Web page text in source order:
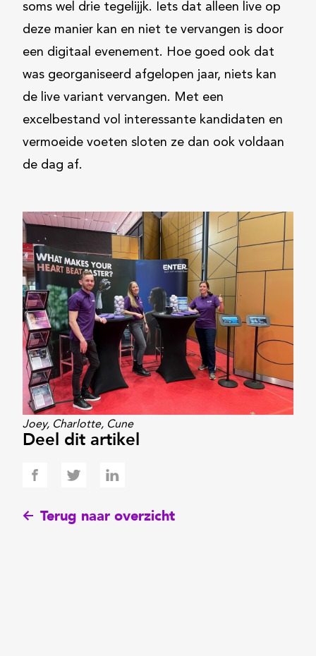
soms wel drie tegelijjk. Iets dat alleen live op
deze manier kan en niet te vervangen is door
een digitaal evenement. Hoe goed ook dat
was georganiseerd afgelopen jaar, niets kan
de live variant vervangen. Met een
excelbestand vol interessante kandidaten en
vermoeide voeten sloten ze dan ook voldaan
de dag af.
Joey, Charlotte, Cune
Deel dit artikel
Terug naar overzicht